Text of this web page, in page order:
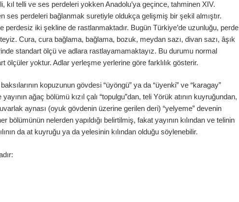
kıl telli ve ses perdeleri yokken Anadolu’ya geçince, tahminen XIV.
ses perdeleri bağlanmak suretiyle oldukça gelişmiş bir şekil almıştır.
iki şekline de rastlanmaktadır. Bugün Türkiye’de uzunluğu, perde
Cura, cura bağlama, bağlama, bozuk, meydan sazı, divan sazı, âşık
standart ölçü ve adlara rastlayamamaktayız. Bu durumu normal
ölçüler yoktur. Adlar yerleşme yerlerine göre farklılık gösterir.
kopuzunun gövdesi “üyöngü” ya da “üyenki” ve “karagay”
ağaç bölümü kızıl çalı “topulgu”dan, teli Yörük atının kuyruğundan,
aynası (oyuk gövdenin üzerine gerilen deri) “yelyeme” devenin
nelerden yapıldığı belirtilmiş, fakat yayının kılından ve telinin
da at kuyruğu ya da yelesinin kılından olduğu söylenebilir.